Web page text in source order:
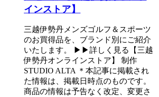
インストア】
三越伊勢丹メンズゴルフ＆スポーツ
のお買得品を、ブランド別にご紹介
いたします。 ▶▶詳しく見る【三越
伊勢丹オンラインストア】 制作
STUDIO ALTA ＊本記事に掲載され
た情報は、掲載日時点のものです。
商品の情報は予告なく改定、変更さ